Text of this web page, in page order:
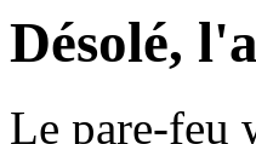
Désolé,
Le pare-feu